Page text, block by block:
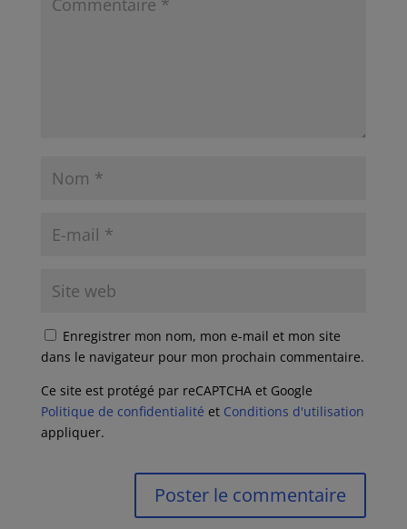
Enregistrer mon nom, mon e-mail et mon site
dans le navigateur pour mon prochain commentaire.
Ce site est protégé par reCAPTCHA et Google
Politique de confidentialité et Conditions d'utilisation
appliquer.